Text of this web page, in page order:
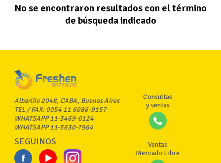
No se encontraron resultados con el término
de búsqueda indicado
Albariño 2048, CABA, Buenos Aires
TEL / FAX: 0054 11 6086-9157
WHATSAPP 11-3469-6124
WHATSAPP 11-5630-7964
SEGUINOS
Consultas
y ventas
Ventas
Mercado Libre